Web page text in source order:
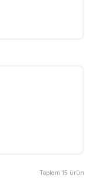
Toplam 15 ürün